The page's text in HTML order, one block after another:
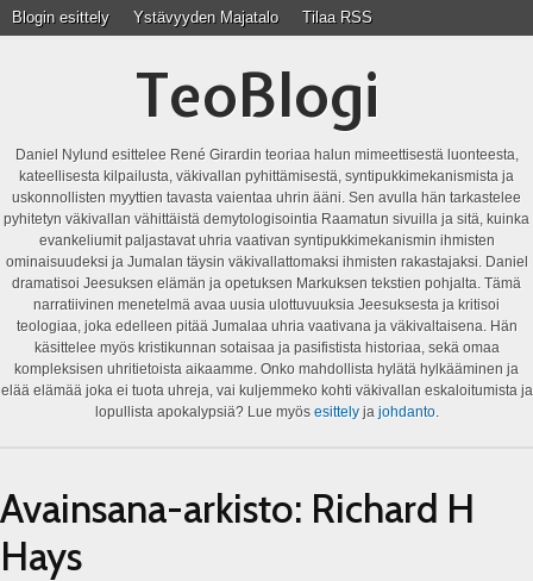
Blogin esittely Ystävyyden Majatalo Tilaa RSS
TeoBlogi
Daniel Nylund esittelee René Girardin teoriaa halun mimeettisestä luonteesta,
kateellisesta kilpailusta, väkivallan pyhittämisestä, syntipukkimekanismista ja
uskonnollisten myyttien tavasta vaientaa uhrin ääni. Sen avulla hän tarkastelee
pyhitetyn väkivallan vähittäistä demytologisointia Raamatun sivuilla ja sitä, kuinka
evankeliumit paljastavat uhria vaativan syntipukkimekanismin ihmisten
ominaisuudeksi ja Jumalan täysin väkivallattomaksi ihmisten rakastajaksi. Daniel
dramatisoi Jeesuksen elämän ja opetuksen Markuksen tekstien pohjalta. Tämä
narratiivinen menetelmä avaa uusia ulottuvuuksia Jeesuksesta ja kritisoi
teologiaa, joka edelleen pitää Jumalaa uhria vaativana ja väkivaltaisena. Hän
käsittelee myös kristikunnan sotaisaa ja pasifistista historiaa, sekä omaa
kompleksisen uhritietoista aikaamme. Onko mahdollista hylätä hylkääminen ja
elää elämää joka ei tuota uhreja, vai kuljemmeko kohti väkivallan eskaloitumista ja
lopullista apokalypsiä? Lue myös esittelyja johdanto.
Avainsana-arkisto: Richard H
Hays